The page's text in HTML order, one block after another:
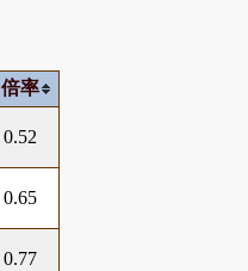
倍率
0.52
0.65
0.77